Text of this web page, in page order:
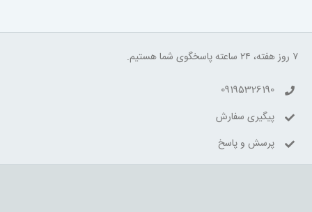
۷ روز هفته، ۲۴ ساعته پاسخگوی شما هستیم.
09195326190
پیگیری سفارش
پرسش و پاسخ